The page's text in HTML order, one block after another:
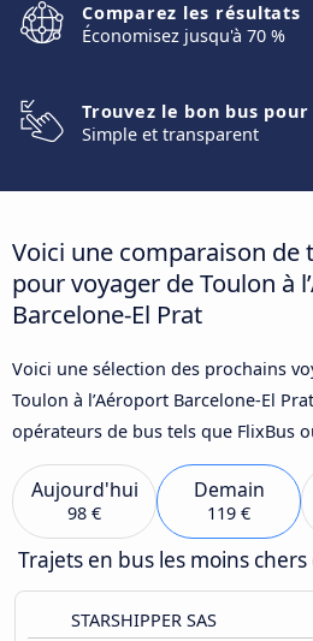
Comparez les résultats
Économisez jusqu'à 70 %
Trouvez le bon bus pour
Simple et transparent
Voici une comparaison de
pour voyager de Toulon à
Barcelone-El Prat
Voici une sélection des prochains
Toulon à l’Aéroport Barcelone-El
opérateurs de bus tels que FlixBus ou
Aujourd'hui
98 €
Demain
119 €
Trajets en bus les moins
STARSHIPPER SAS